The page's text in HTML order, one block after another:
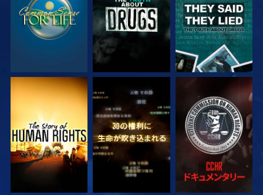
観る 観る 観る